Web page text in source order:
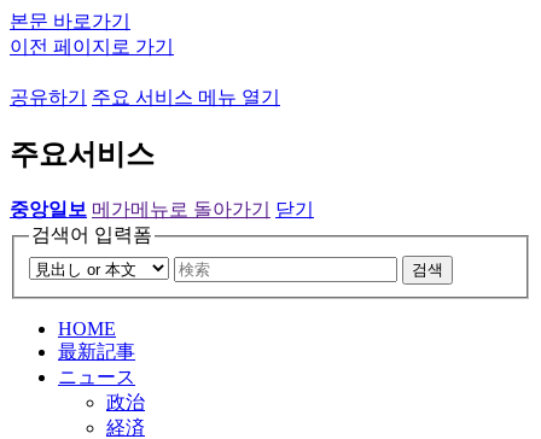
본문 바로가기
이전 페이지로 가기
공유하기 주요 서비스 메뉴 열기
주요서비스
중앙일보 메가메뉴로 돌아가기
닫기
검색어 입력폼
검색
HOME
最新記事
ニュース
政治
経済